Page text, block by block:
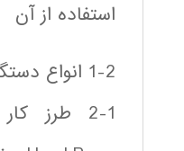
استفاده از آن
1-2 انواع دستگاه DWT